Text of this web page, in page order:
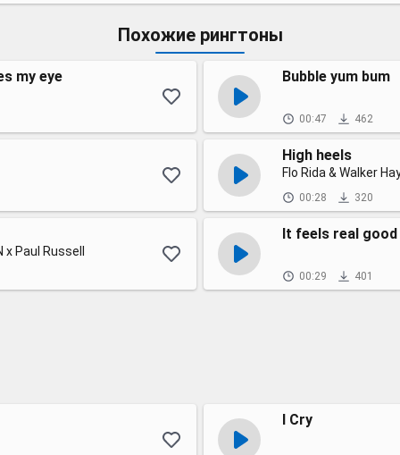
Похожие рингтоны
my eye Bubble yum bum
00:47 462
High heels
Flo Rida & Walker
00:28 320
x Paul Russell
It feels real good
00:29 401
I Cry